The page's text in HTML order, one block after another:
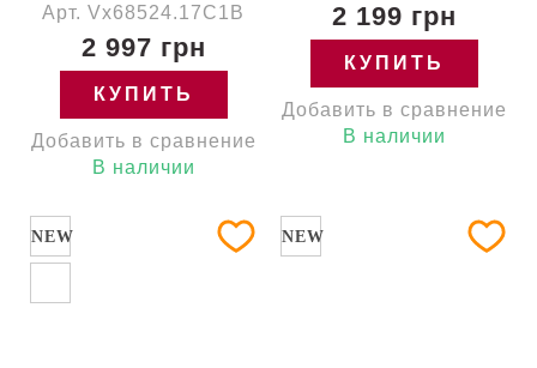
Арт. Vx68524.17C1B
2 997 грн
КУПИТЬ
Добавить в сравнение
В наличии
2 199 грн
КУПИТЬ
Добавить в сравнение
В наличии
NEW NEW